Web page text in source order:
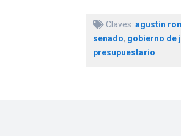
Claves: agustin
senado, gobierno de
presupuestario